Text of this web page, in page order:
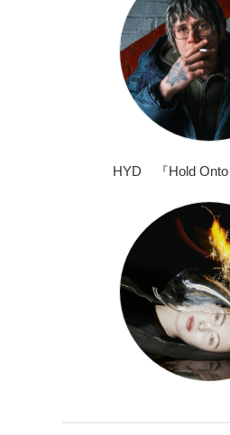
HYD 『Hold Onto